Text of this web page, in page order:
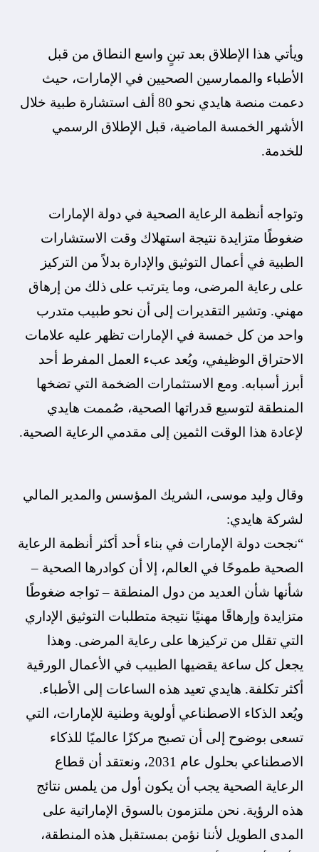
ويأتي هذا الإطلاق بعد تبنٍ واسع النطاق من قبل
الأطباء والممارسين الصحيين في الإمارات، حيث
دعمت منصة هايدي نحو 80 ألف استشارة طبية خلال
الأشهر الخمسة الماضية، قبل الإطلاق الرسمي
للخدمة.
وتواجه أنظمة الرعاية الصحية في دولة الإمارات
ضغوطًا متزايدة نتيجة استهلاك وقت الاستشارات
الطبية في أعمال التوثيق والإدارة بدلاً من التركيز
على رعاية المرضى، وما يترتب على ذلك من إرهاق
مهني. وتشير التقديرات إلى أن نحو طبيب متدرب
واحد من كل خمسة في الإمارات تظهر عليه علامات
الاحتراق الوظيفي، ويُعد عبء العمل المفرط أحد
أبرز أسبابه. ومع الاستثمارات الضخمة التي تضخها
المنطقة لتوسيع قدراتها الصحية، صُممت هايدي
لإعادة هذا الوقت الثمين إلى مقدمي الرعاية الصحية.
وقال وليد موسى، الشريك المؤسس والمدير المالي
لشركة هايدي:
“نجحت دولة الإمارات في بناء أحد أكثر أنظمة الرعاية
الصحية طموحًا في العالم، إلا أن كوادرها الصحية –
شأنها شأن العديد من دول المنطقة – تواجه ضغوطًا
متزايدة وإرهاقًا مهنيًا نتيجة متطلبات التوثيق الإداري
التي تقلل من تركيزها على رعاية المرضى. وهذا
يجعل كل ساعة يقضيها الطبيب في الأعمال الورقية
أكثر تكلفة. هايدي تعيد هذه الساعات إلى الأطباء.
ويُعد الذكاء الاصطناعي أولوية وطنية للإمارات، التي
تسعى بوضوح إلى أن تصبح مركزًا عالميًا للذكاء
الاصطناعي بحلول عام 2031، ونعتقد أن قطاع
الرعاية الصحية يجب أن يكون أول من يلمس نتائج
هذه الرؤية. نحن ملتزمون بالسوق الإماراتية على
المدى الطويل لأننا نؤمن بمستقبل هذه المنطقة،